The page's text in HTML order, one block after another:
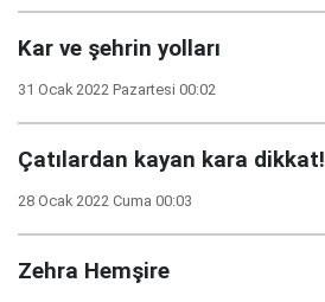
Kar ve şehrin yolları
31 Ocak 2022 Pazartesi 00:02
Çatılardan kayan kara dikkat!
28 Ocak 2022 Cuma 00:03
Zehra Hemşire